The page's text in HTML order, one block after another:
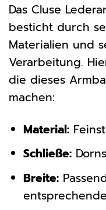
Das Cluse
besticht durch
Materialien und
Verarbeitung.
die dieses
machen:
Material:
Schließe:
Breite: